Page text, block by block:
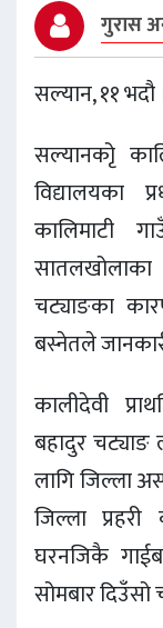
गुरास
सल्यान, ११ भदौ
सल्यानकोृ
विद्यालयका
कालिमाटी
चट्याङका
बस्नेतले
कालीदेवी
बहादुर चट्याङ
लागि जिल्ला
जिल्ला
घरनजिकै
सोमबार